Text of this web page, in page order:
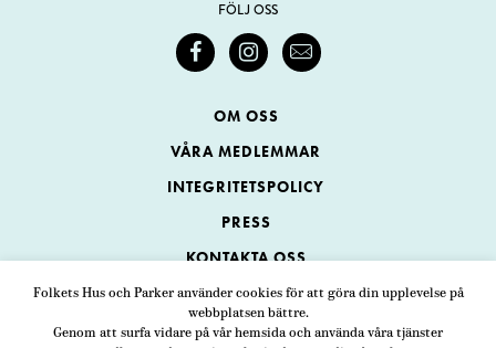
Folkets Hus och Parker använder cookies för att göra din upplevelse på
webbplatsen bättre.
Genom att surfa vidare på vår hemsida och använda våra tjänster
FÖLJ OSS
OM OSS
VÅRA MEDLEMMAR
INTEGRITETSPOLICY
PRESS
KONTAKTA OSS
Folkets Hus och Parker